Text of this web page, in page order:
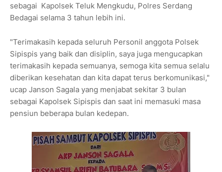
sebagai Kapolsek Teluk Mengkudu, Polres Serdang
Bedagai selama 3 tahun lebih ini.
"Terimakasih kepada seluruh Personil anggota Polsek
Sipispis yang baik dan disiplin, saya juga mengucapkan
terimakasih kepada semuanya, semoga kita semua selalu
diberikan kesehatan dan kita dapat terus berkomunikasi,"
ucap Janson Sagala yang menjabat sekitar 3 bulan
sebagai Kapolsek Sipispis dan saat ini memasuki masa
pensiun beberapa bulan kedepan.